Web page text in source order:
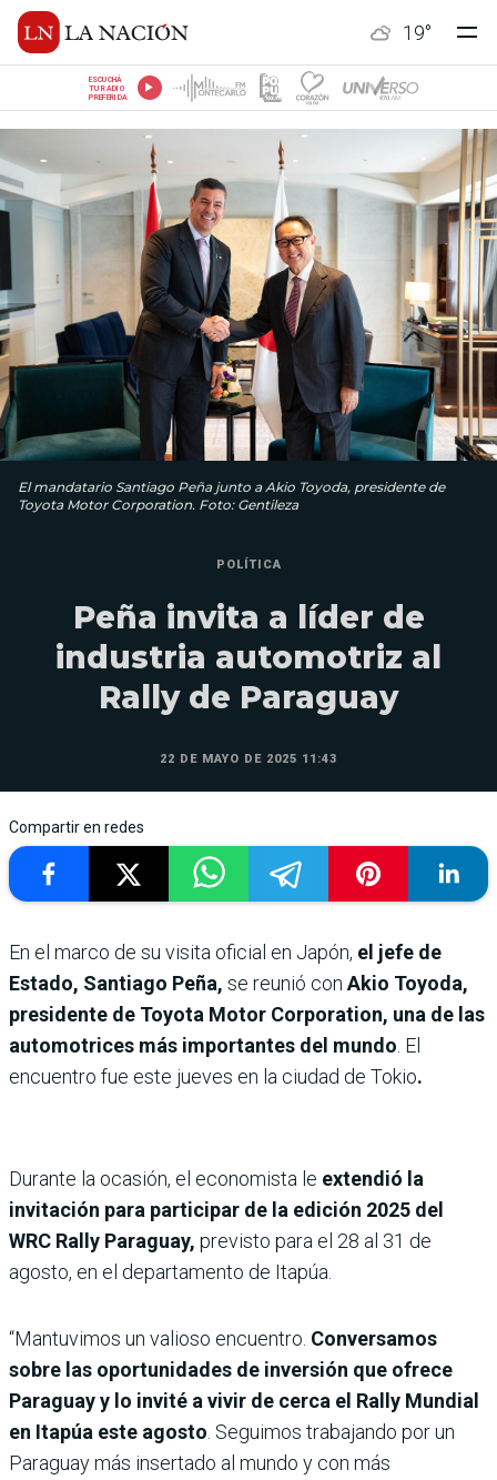
19°
ESCUCHÁ
TU RADIO
PREFERIDA
El mandatario Santiago Peña junto a Akio Toyoda, presidente de
Toyota Motor Corporation. Foto: Gentileza
POLÍTICA
Peña invita a líder de
industria automotriz al
Rally de Paraguay
22 DE MAYO DE 2025 11:43
Compartir en redes
En el marco de su visita oficial en Japón, el jefe de
Estado, Santiago Peña, se reunió con Akio Toyoda,
presidente de Toyota Motor Corporation, una de las
automotrices más importantes del mundo . El
encuentro fue este jueves en la ciudad de Tokio.
Durante la ocasión, el economista le extendió la
invitación para participar de la edición 2025 del
WRC Rally Paraguay, previsto para el 28 al 31 de
agosto, en el departamento de Itapúa.
“Mantuvimos un valioso encuentro. Conversamos
sobre las oportunidades de inversión que ofrece
Paraguay y lo invité a vivir de cerca el Rally Mundial
en Itapúa este agosto . Seguimos trabajando por un
Paraguay más insertado al mundo y con más